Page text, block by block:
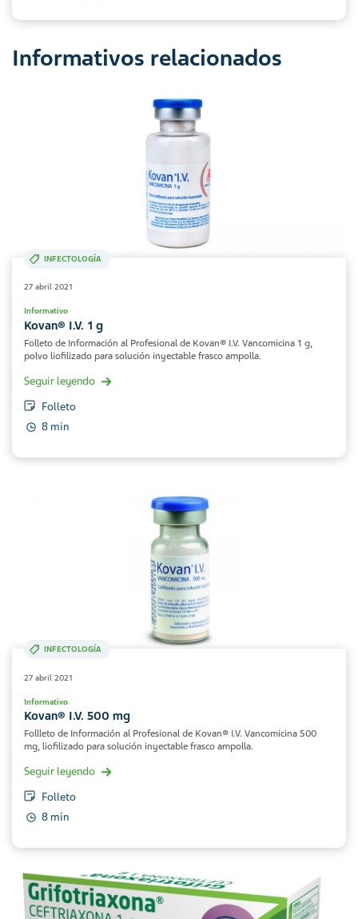
Informativos relacionados
INFECTOLOGÍA
27 abril 2021
Informativo
Kovan® I.V. 1 g
Folleto de Información al Profesional de Kovan® I.V. Vancomicina 1 g,
polvo liofilizado para solución inyectable frasco ampolla.
Seguir leyendo
Folleto
8 min
INFECTOLOGÍA
27 abril 2021
Informativo
Kovan® I.V. 500 mg
Follleto de Información al Profesional de Kovan® I.V. Vancomicina 500
mg, liofilizado para solución inyectable frasco ampolla.
Seguir leyendo
Folleto
8 min